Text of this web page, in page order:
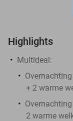
Highlights
Multideal:
+ 2 warme
2 warme